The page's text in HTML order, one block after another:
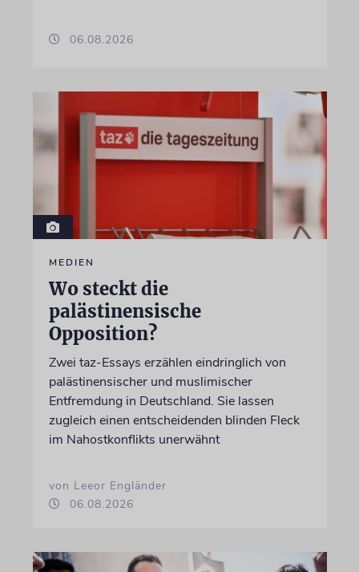
06.08.2026
MEDIEN
Wo steckt die
palästinensische
Opposition?
Zwei taz-Essays erzählen eindringlich von
palästinensischer und muslimischer
Entfremdung in Deutschland. Sie lassen
zugleich einen entscheidenden blinden Fleck
im Nahostkonflikts unerwähnt
von Leeor Engländer
06.08.2026